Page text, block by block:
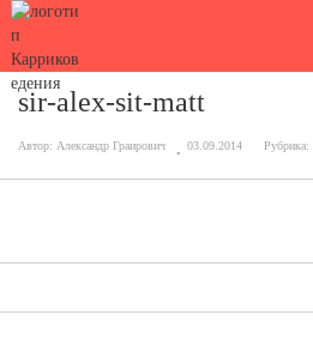
sir-alex-sit-matt
Автор: Александр Граирович 03.09.2014 Рубрика: